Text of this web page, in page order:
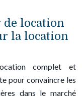
de location
la location
complet et
pour convaincre les
dans le marché